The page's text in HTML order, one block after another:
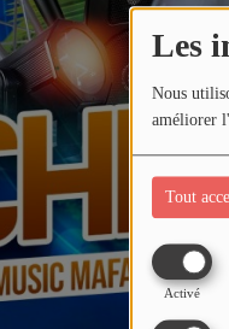
Les
Nous
améliorer
Tout
Activé